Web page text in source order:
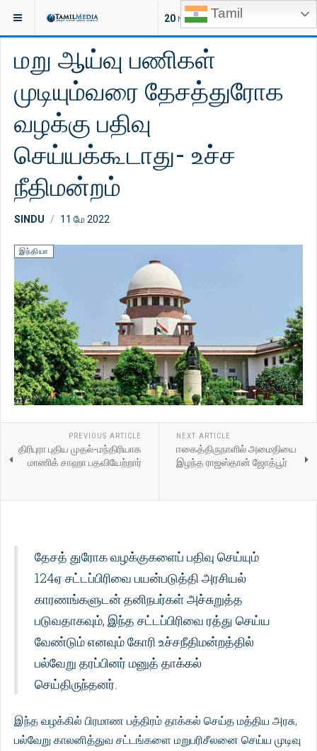
Tamil
20 NEW ARTICLES
இருக்குமிடம்: செய்திகள்
மறு ஆய்வு பணிகள்
முடியும்வரை தேசத்துரோக
வழக்கு பதிவு
செய்யக்கூடாது- உச்ச
நீதிமன்றம்
SINDU 11 மே 2022
இந்தியா
PREVIOUS ARTICLE
திரிபுரா புதிய முதல்-மந்திரியாக
மாணிக் சாஹா பதவியேற்றார்
NEXT ARTICLE
ஈகைத்திருநாளில் அமைதியை
இழந்த ராஜஸ்தான் ஜோத்பூர்
தேசத் துரோக வழக்குகளைப் பதிவு செய்யும்
124ஏ சட்டப்பிரிவை பயன்படுத்தி அரசியல்
காரணங்களுடன் தனிநபர்கள் அச்சுறுத்த
படுவதாகவும், இந்த சட்டப்பிரிவை ரத்து செய்ய
வேண்டும் எனவும் கோரி உச்சநீதிமன்றத்தில்
பல்வேறு தரப்பினர் மனுத் தாக்கல்
செய்திருந்தனர்.
இந்த வழக்கில் பிரமாண பத்திரம் தாக்கல் செய்த மத்திய அரசு,
பல்வேறு காலனித்துவ சட்டங்களை மறுபரிசீலனை செய்ய முடிவு